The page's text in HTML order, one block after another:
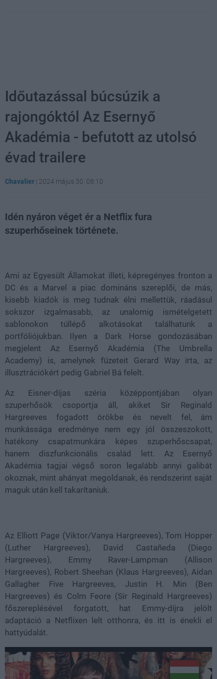
Időutazással búcsúzik a
rajongóktól Az Esernyő
Akadémia - befutott az utolsó
évad trailere
Chavalier | 2024 május 30. 08:10
Idén nyáron véget ér a Netflix fura
szuperhőseinek története.
Ami az Egyesült Államokat illeti, képregényes fronton a
DC és a Marvel a piac domináns szereplői, de más,
kisebb kiadók is meg tudnak élni mellettük, ráadásul
sokszor izgalmasabb, az unalomig ismételgetett
sablonokon túllépő alkotásokat találhatunk a
portfóliójukban. Ilyen a Dark Horse gondozásában
megjelent Az Esernyő Akadémia (The Umbrella
Academy) is, amelynek füzeteit Gerard Way írta, az
illusztrációkért pedig Gabriel Bá felelt.
Az Eisner-díjas széria középpontjában olyan
szuperhősök csoportja áll, akiket Sir Reginald
Hargreeves fogadott örökbe és nevelt fel, ám
munkássága eredménye nem egy jól összeszokott,
hatékony csapatmunkára képes szuperhőscsapat,
hanem diszfunkcionális család lett. Az Esernyő
Akadémia tagjai végső soron legalább annyi galibát
okoznak, mint ahányat megoldanak, és rendszerint saját
maguk után kell takarítaniuk.
Az Elliott Page (Viktor/Vanya Hargreeves), Tom Hopper
(Luther Hargreeves), David Castañeda (Diego
Hargreeves), Emmy Raver-Lampman (Allison
Hargreeves), Robert Sheehan (Klaus Hargreeves), Aidan
Gallagher Five Hargreeves, Justin H. Min (Ben
Hargreeves) és Colm Feore (Sir Reginald Hargreeves)
főszereplésével forgatott, hat Emmy-díjra jelölt
adaptáció a Netflixen lelt otthonra, és itt is énekli el
hattyúdalát.